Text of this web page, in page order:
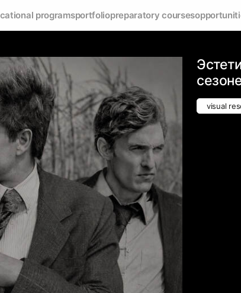
programsportfoliopreparatory courses
visual